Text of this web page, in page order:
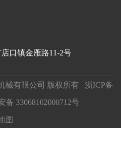
口镇金雁路11-2号
械有限公司 版权所有 浙ICP备
备 33068102000712号
图